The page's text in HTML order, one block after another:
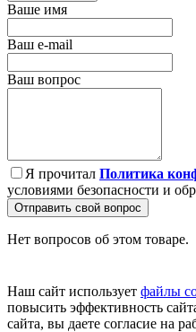
Ваше имя
Ваш e-mail
Ваш вопрос
Я прочитал Политика
условиями безопасности и
Отправить свой вопрос
Нет вопросов об этом товаре.
Наш сайт использует файлы
повысить эффективность
сайта, вы даете согласие на